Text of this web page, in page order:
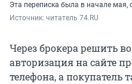
Эта переписка была в начале мая,
Источник: читатель 74.RU
Через брокера решить
авторизация на сайте
телефона, а покупатель